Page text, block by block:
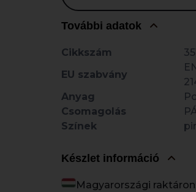
További adatok
Cikkszám
EU szabvány
Anyag
Csomagolás
Színek
Készlet információ
Magyarországi raktáron: